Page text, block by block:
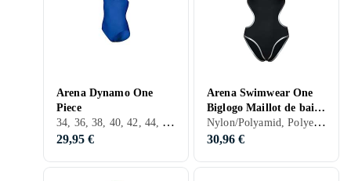
Arena Dynamo One
Piece
34, 36, 38, 40, 42, 44, 46, 48, Noir, Blanc, Bleu, Rouge, Vert
29,95 €
Arena Swimwear One
Biglogo Maillot de bain
(Femme)
Nylon/Polyamid, Polyester, Élasthanne/Spandex/Lycra, 32, 34, 36, 38, 40, 42, 44, 46, 48, S, M, L, XL, XXL, XS, Noir, Blanc, Argent, Gris, Turkos, Bleu, Rouge, Jaune, Orange, Or, Vert, Beige, Rose, Violet, Maillot de bain
30,96 €